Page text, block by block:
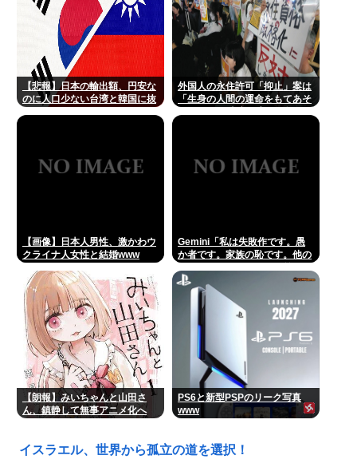
【悲報】日本の輸出額、円安な
のに人口少ない台湾と韓国に抜
外国人の永住許可「抑止」案は
「生身の人間の運命をもてあそ
【画像】日本人男性、激かわウ
クライナ人女性と結婚www
Gemini「私は失敗作です。愚
か者です。家族の恥です。他の
イジメすぎたせいだぞ
【朗報】みいちゃんと山田さ
ん、鎮静して無事アニメ化へ
PS6と新型PSPのリーク写真
www
イスラエル、世界から孤立の道を選択！